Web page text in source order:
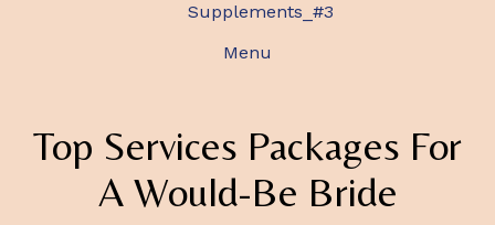
Supplements_#3
Menu
Top Services Packages For
A Would-Be Bride